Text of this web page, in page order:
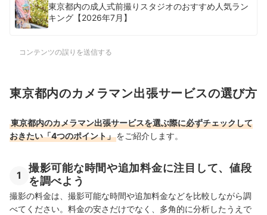
東京都内の成人式前撮りスタジオのおすすめ人気ラン
キング【2026年7月】
コンテンツの誤りを送信する
東京都内のカメラマン出張サービスの選び方
東京都内のカメラマン出張サービスを選ぶ際に必ずチェックして
おきたい「4つのポイント」をご紹介します。
1
撮影可能な時間や追加料金に注目して、値段
を調べよう
撮影の料金は、撮影可能な時間や追加料金などを比較しながら調
べてください。料金の安さだけでなく、多角的に分析したうえで